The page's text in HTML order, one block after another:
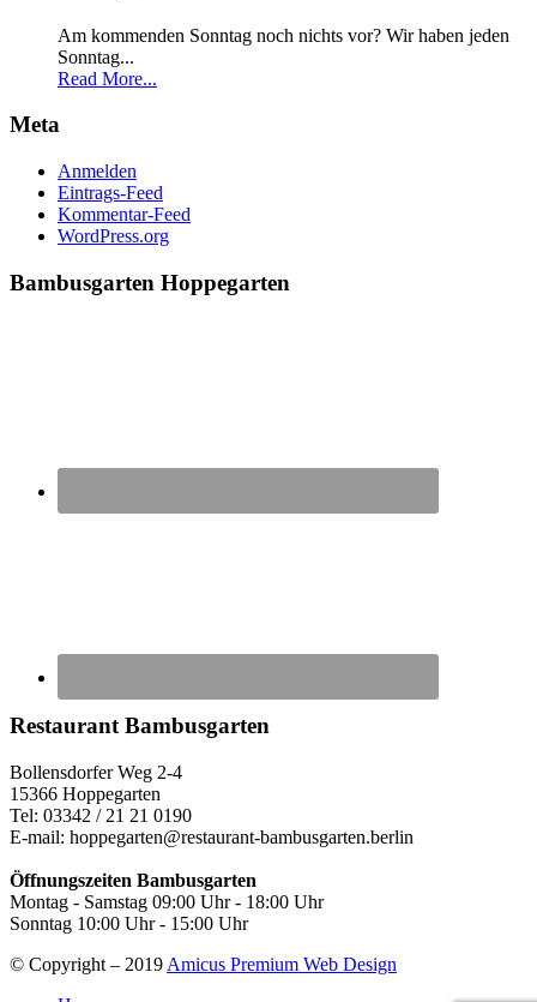
Am kommenden Sonntag noch nichts vor? Wir haben jeden
Sonntag...
Read More...
Meta
Anmelden
Eintrags-Feed
Kommentar-Feed
WordPress.org
Bambusgarten Hoppegarten
Restaurant Bambusgarten
Bollensdorfer Weg 2-4
15366 Hoppegarten
Tel: 03342 / 21 21 0190
E-mail: hoppegarten@restaurant-bambusgarten.berlin
Öffnungszeiten Bambusgarten
Montag - Samstag 09:00 Uhr - 18:00 Uhr
Sonntag 10:00 Uhr - 15:00 Uhr
© Copyright – 2019 Amicus Premium Web Design